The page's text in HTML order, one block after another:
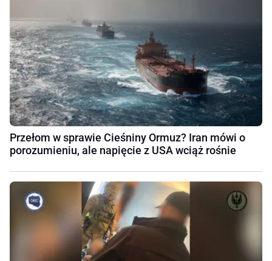
Przełom w sprawie Cieśniny Ormuz? Iran mówi o
porozumieniu, ale napięcie z USA wciąż rośnie